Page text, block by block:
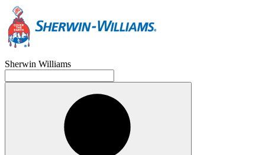
Sherwin Williams